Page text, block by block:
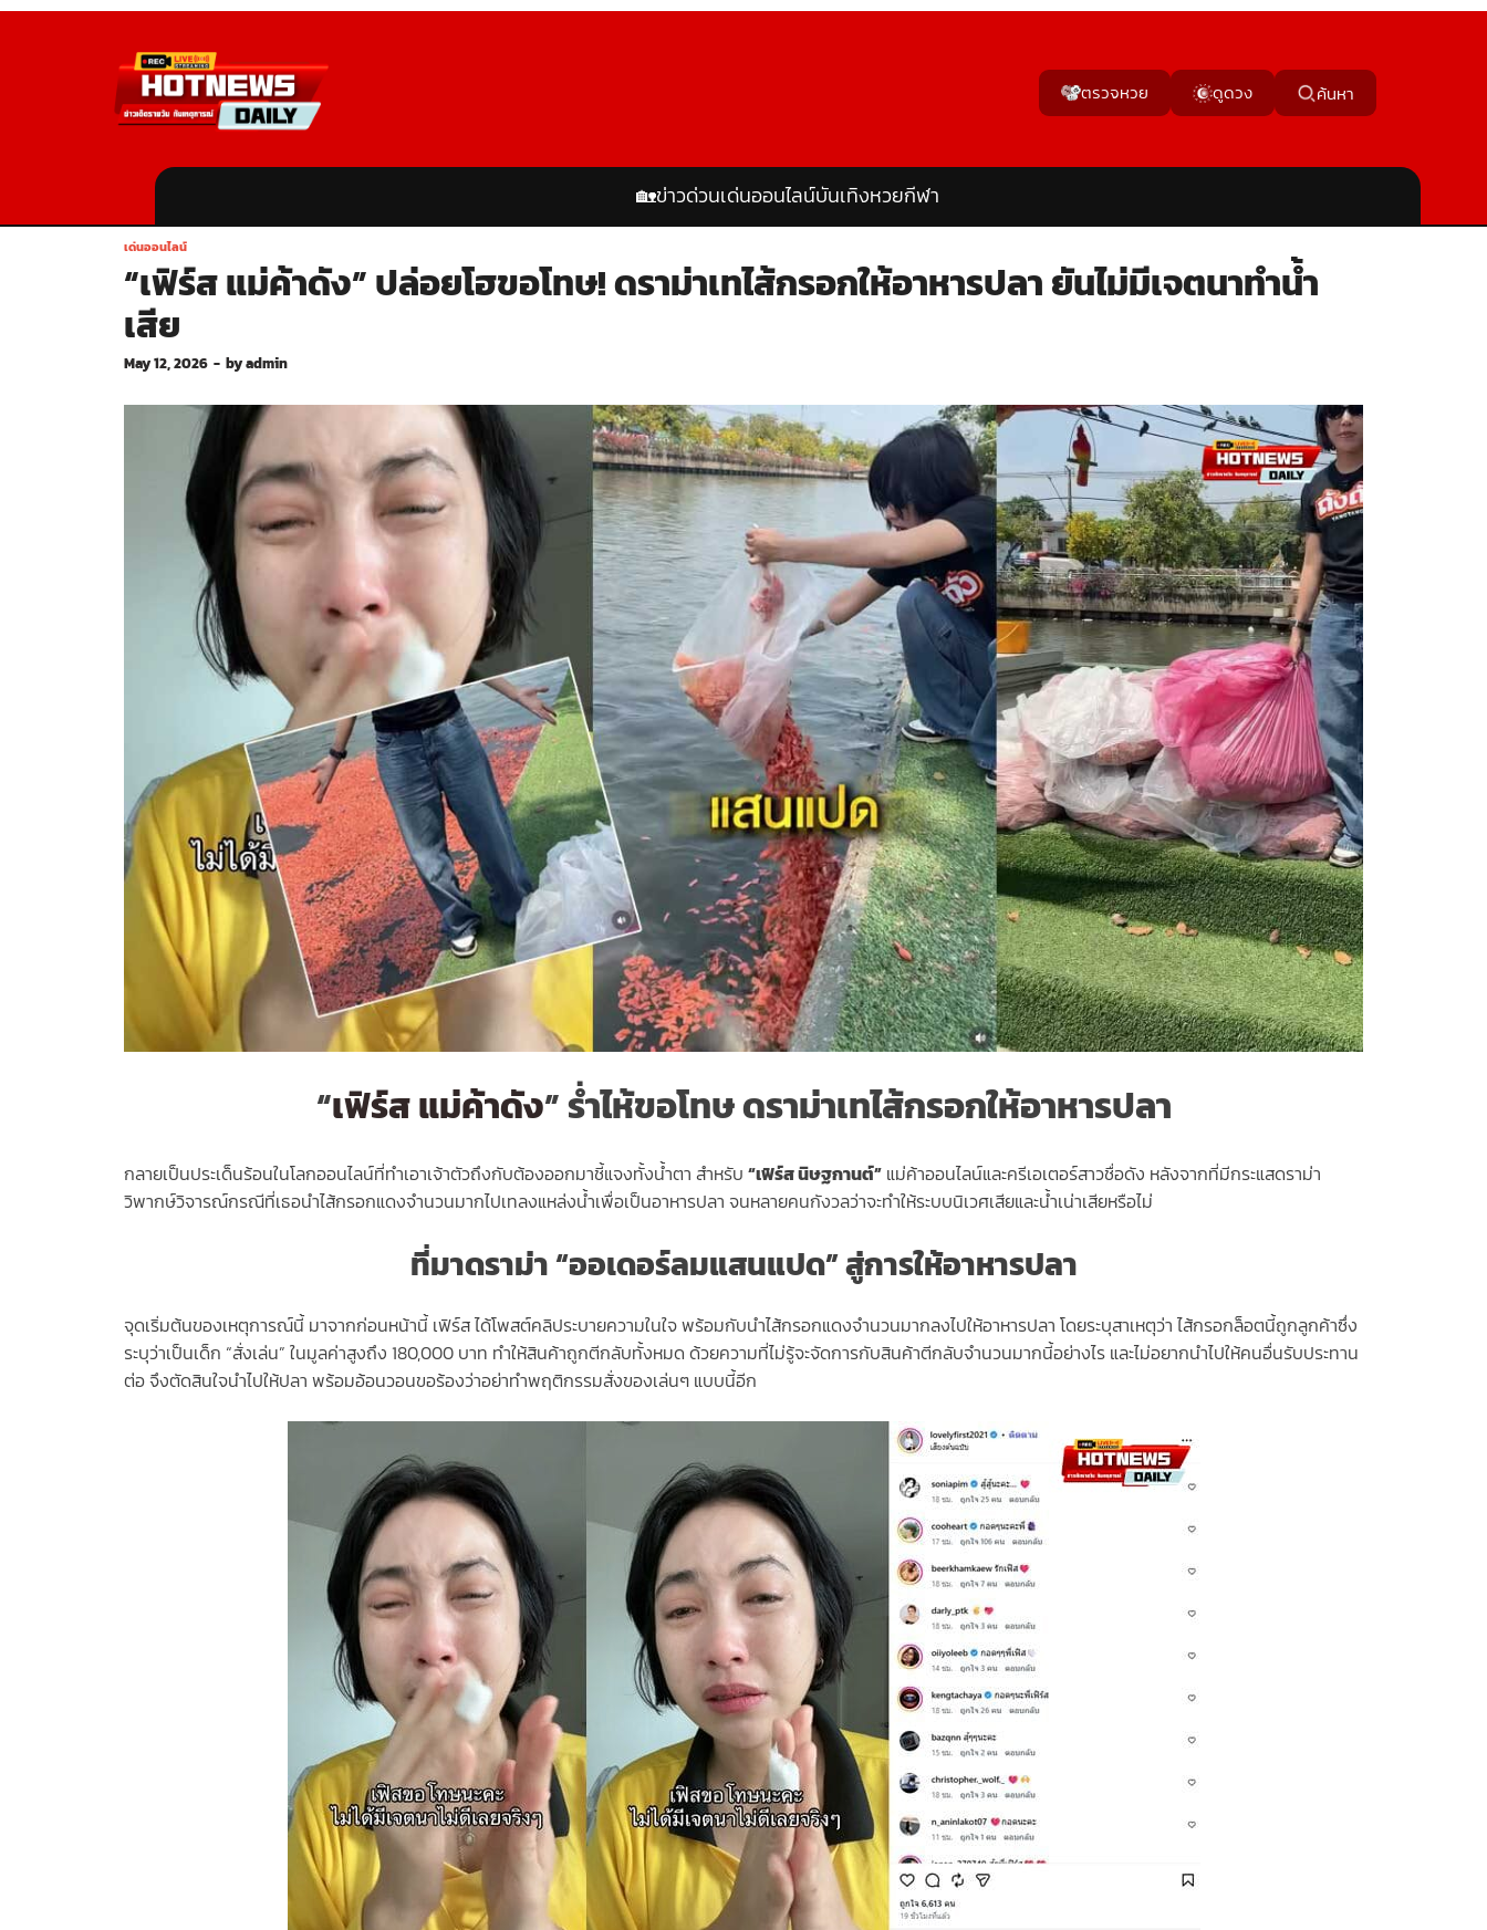
ตรวจหวย ดูดวง ค้นหา
🏡ข่าวด่วนเด่นออนไลน์บันเทิงหวยกีฬา
เด่นออนไลน์
“เฟิร์ส แม่ค้าดัง” ปล่อยโฮขอโทษ! ดราม่าเทไส้กรอกให้อาหารปลา ยันไม่มีเจตนาทำน้ำ
เสีย
May 12, 2026 - byadmin
“เฟิร์ส แม่ค้าดัง” ร่ำไห้ขอโทษ ดราม่าเทไส้กรอกให้อาหารปลา
กลายเป็นประเด็นร้อนในโลกออนไลน์ที่ทำเอาเจ้าตัวถึงกับต้องออกมาชี้แจงทั้งน้ำตา สำหรับ “เฟิร์ส นิษฐกานต์” แม่ค้าออนไลน์และครีเอเตอร์สาวชื่อดัง หลังจากที่มีกระแสดราม่า
วิพากษ์วิจารณ์กรณีที่เธอนำไส้กรอกแดงจำนวนมากไปเทลงแหล่งน้ำเพื่อเป็นอาหารปลา จนหลายคนกังวลว่าจะทำให้ระบบนิเวศเสียและน้ำเน่าเสียหรือไม่
ที่มาดราม่า “ออเดอร์ลมแสนแปด” สู่การให้อาหารปลา
จุดเริ่มต้นของเหตุการณ์นี้ มาจากก่อนหน้านี้ เฟิร์ส ได้โพสต์คลิประบายความในใจ พร้อมกับนำไส้กรอกแดงจำนวนมากลงไปให้อาหารปลา โดยระบุสาเหตุว่า ไส้กรอกล็อตนี้ถูกลูกค้าซึ่ง
ระบุว่าเป็นเด็ก “สั่งเล่น” ในมูลค่าสูงถึง 180,000 บาท ทำให้สินค้าถูกตีกลับทั้งหมด ด้วยความที่ไม่รู้จะจัดการกับสินค้าตีกลับจำนวนมากนี้อย่างไร และไม่อยากนำไปให้คนอื่นรับประทาน
ต่อ จึงตัดสินใจนำไปให้ปลา พร้อมอ้อนวอนขอร้องว่าอย่าทำพฤติกรรมสั่งของเล่นๆ แบบนี้อีก